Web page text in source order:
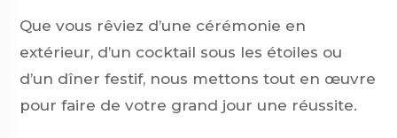
Que vous rêviez d’une cérémonie en
extérieur, d’un cocktail sous les étoiles ou
d’un dîner festif, nous mettons tout en œuvre
pour faire de votre grand jour une réussite.